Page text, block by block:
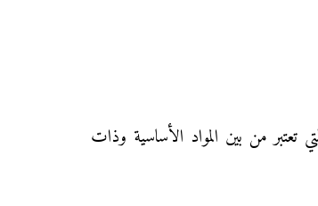
تعتبر من بين المواد الأساسية وذات